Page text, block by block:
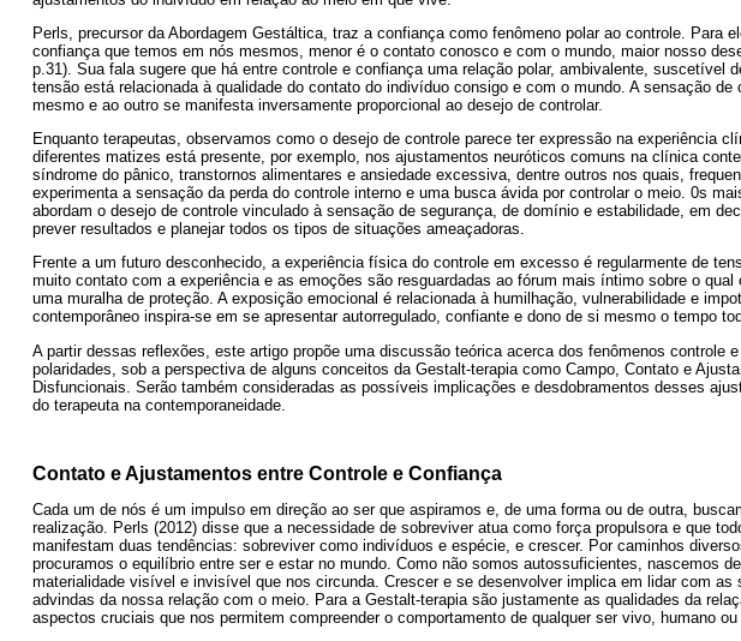
Perls, precursor da Abordagem Gestáltica, traz a confiança como fenômeno polar ao controle. Para
confiança que temos em nós mesmos, menor é o contato conosco e com o mundo, maior nosso
p.31). Sua fala sugere que há entre controle e confiança uma relação polar, ambivalente, suscetível
tensão está relacionada à qualidade do contato do indivíduo consigo e com o mundo. A sensação de
mesmo e ao outro se manifesta inversamente proporcional ao desejo de controlar.
Enquanto terapeutas, observamos como o desejo de controle parece ter expressão na experiência
diferentes matizes está presente, por exemplo, nos ajustamentos neuróticos comuns na clínica
síndrome do pânico, transtornos alimentares e ansiedade excessiva, dentre outros nos quais,
experimenta a sensação da perda do controle interno e uma busca ávida por controlar o meio. 0s
abordam o desejo de controle vinculado à sensação de segurança, de domínio e estabilidade, em
prever resultados e planejar todos os tipos de situações ameaçadoras.
Frente a um futuro desconhecido, a experiência física do controle em excesso é regularmente de
muito contato com a experiência e as emoções são resguardadas ao fórum mais íntimo sobre o qual
uma muralha de proteção. A exposição emocional é relacionada à humilhação, vulnerabilidade e
contemporâneo inspira-se em se apresentar autorregulado, confiante e dono de si mesmo o tempo
A partir dessas reflexões, este artigo propõe uma discussão teórica acerca dos fenômenos controle
polaridades, sob a perspectiva de alguns conceitos da Gestalt-terapia como Campo, Contato e
Disfuncionais. Serão também consideradas as possíveis implicações e desdobramentos desses
do terapeuta na contemporaneidade.
Contato e Ajustamentos entre Controle e Confiança
Cada um de nós é um impulso em direção ao ser que aspiramos e, de uma forma ou de outra,
realização. Perls (2012) disse que a necessidade de sobreviver atua como força propulsora e que
manifestam duas tendências: sobreviver como indivíduos e espécie, e crescer. Por caminhos
procuramos o equilíbrio entre ser e estar no mundo. Como não somos autossuficientes, nascemos
materialidade visível e invisível que nos circunda. Crescer e se desenvolver implica em lidar com as
advindas da nossa relação com o meio. Para a Gestalt-terapia são justamente as qualidades da
aspectos cruciais que nos permitem compreender o comportamento de qualquer ser vivo, humano ou